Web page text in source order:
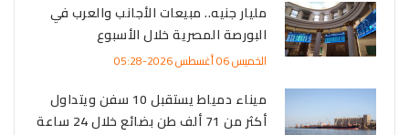
مليار جنيه.. مبيعات الأجانب والعرب في
البورصة المصرية خلال الأسبوع
الخميس 06 أغسطس 2026-05:28
ميناء دمياط يستقبل 10 سفن ويتداول
أكثر من 71 ألف طن بضائع خلال 24 ساعة